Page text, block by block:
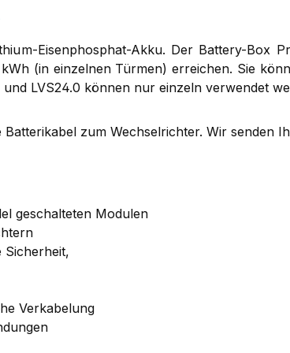
Eisenphosphat-Akku. Der Battery-Box
(in einzelnen Türmen) erreichen. Sie
LVS24.0 können nur einzeln verwendet
zum Wechselrichter. Wir senden
geschalteten Modulen
Sicherheit,
Verkabelung